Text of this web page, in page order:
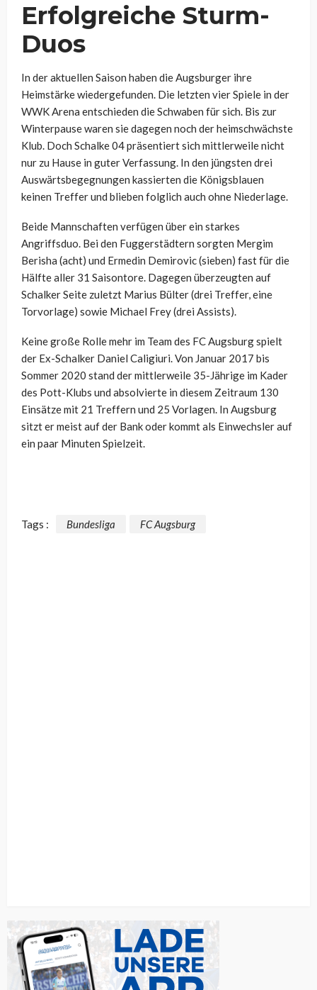
Erfolgreiche Sturm-
Duos
In der aktuellen Saison haben die Augsburger ihre
Heimstärke wiedergefunden. Die letzten vier Spiele in der
WWK Arena entschieden die Schwaben für sich. Bis zur
Winterpause waren sie dagegen noch der heimschwächste
Klub. Doch Schalke 04 präsentiert sich mittlerweile nicht
nur zu Hause in guter Verfassung. In den jüngsten drei
Auswärtsbegegnungen kassierten die Königsblauen
keinen Treffer und blieben folglich auch ohne Niederlage.
Beide Mannschaften verfügen über ein starkes
Angriffsduo. Bei den Fuggerstädtern sorgten Mergim
Berisha (acht) und Ermedin Demirovic (sieben) fast für die
Hälfte aller 31 Saisontore. Dagegen überzeugten auf
Schalker Seite zuletzt Marius Bülter (drei Treffer, eine
Torvorlage) sowie Michael Frey (drei Assists).
Keine große Rolle mehr im Team des FC Augsburg spielt
der Ex-Schalker Daniel Caligiuri. Von Januar 2017 bis
Sommer 2020 stand der mittlerweile 35-Jährige im Kader
des Pott-Klubs und absolvierte in diesem Zeitraum 130
Einsätze mit 21 Treffern und 25 Vorlagen. In Augsburg
sitzt er meist auf der Bank oder kommt als Einwechsler auf
ein paar Minuten Spielzeit.
Tags : Bundesliga FC Augsburg